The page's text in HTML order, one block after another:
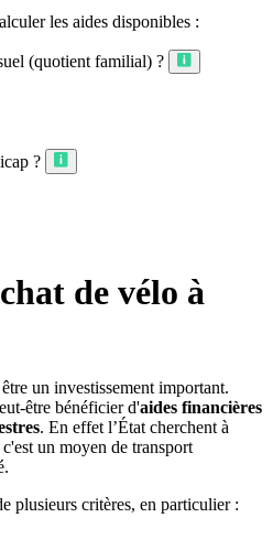
les aides disponibles :
(quotient familial) ?
?
de vélo à
un investissement important.
être bénéficier d'aides financières
. En effet l’État cherchent à
un moyen de transport
plusieurs critères, en particulier :